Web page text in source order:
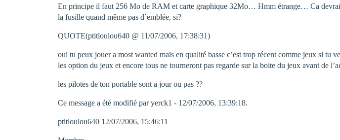
En principe il faut 256 Mo de RAM et carte graphique 32Mo… Hmm étrange… Ca
la fusille quand même pas d´emblée, si?
QUOTE(ptitloulou640 @ 11/07/2006, 17:38:31)
oui tu peux jouer a most wanted mais en qualité basse c’est trop récent comme jeux si tu
les option du jeux et encore tous ne tourneront pas regarde sur la boite du jeux avant de
les pilotes de ton portable sont a jour ou pas ??
Ce message a été modifié par yerck1 - 12/07/2006, 13:39:18.
ptitloulou640 12/07/2006, 15:46:11